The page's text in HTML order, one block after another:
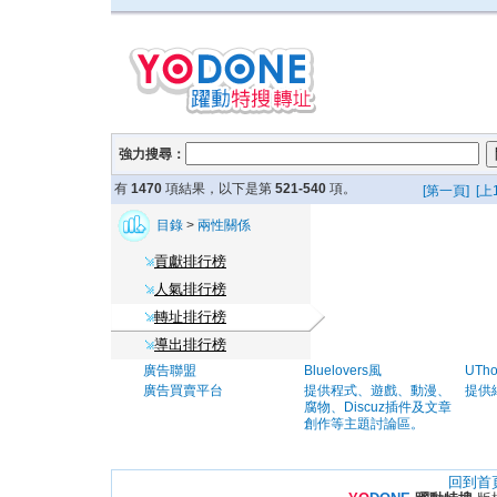
強力搜尋：
有 1470 項結果，以下是第 521-540 項。 [第一頁] [上
目錄 > 兩性關係
貢獻排行榜
人氣排行榜
轉址排行榜
導出排行榜
廣告聯盟
廣告買賣平台
Bluelovers風
提供程式、遊戲、動漫、
腐物、Discuz插件及文章
創作等主題討論區。
提供
回到首